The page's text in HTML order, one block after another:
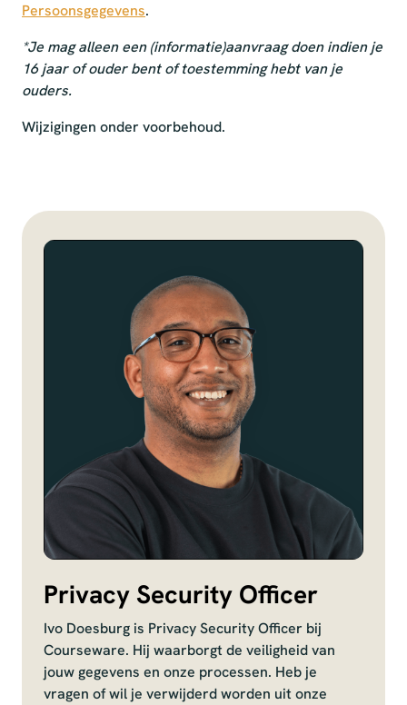
Persoonsgegevens.
*Je mag alleen een (informatie)aanvraag doen indien je
16 jaar of ouder bent of toestemming hebt van je
ouders.
Wijzigingen onder voorbehoud.
Privacy Security Officer
Ivo Doesburg is Privacy Security Officer bij
Courseware. Hij waarborgt de veiligheid van
jouw gegevens en onze processen. Heb je
vragen of wil je verwijderd worden uit onze